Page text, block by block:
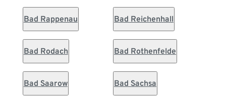
Bad Rappenau Bad Reichenhall
Bad Rodach Bad Rothenfelde
Bad Saarow Bad Sachsa